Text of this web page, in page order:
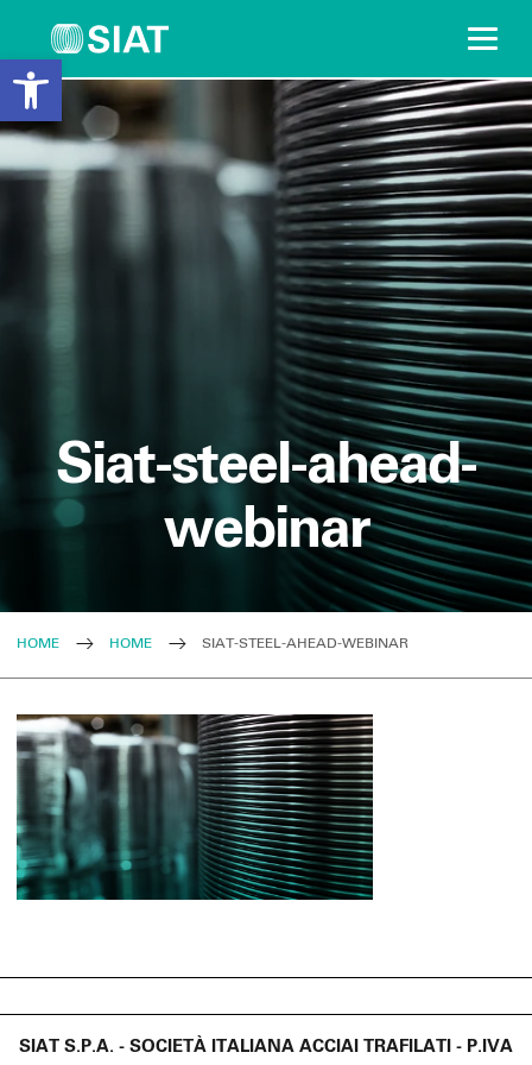
Open toolbar
Vai
al
contenuto
Siat-steel-ahead-
webinar
HOME HOME SIAT-STEEL-AHEAD-WEBINAR
SIAT S.P.A. - SOCIETÀ ITALIANA ACCIAI TRAFILATI - P.IVA